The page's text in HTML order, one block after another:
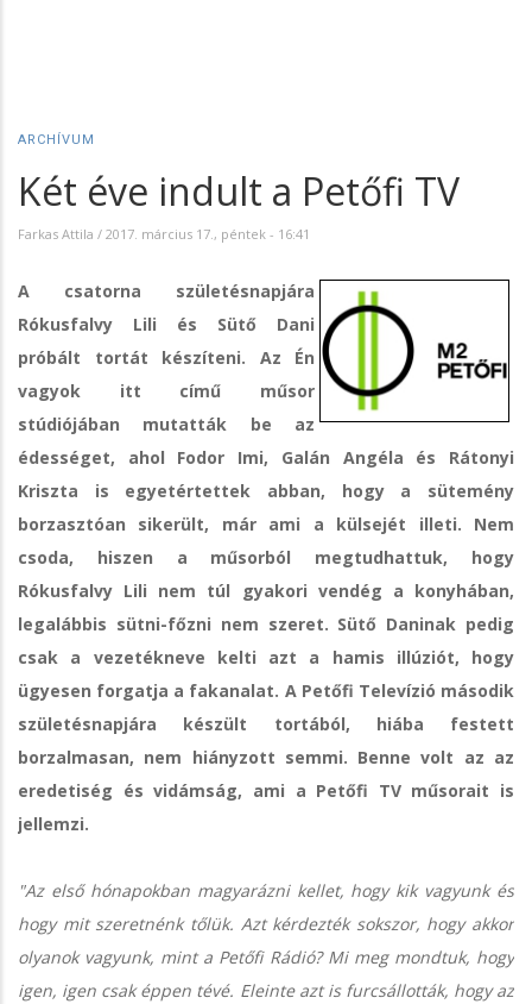
ARCHÍVUM
Két éve indult a Petőfi TV
Farkas Attila / 2017. március 17., péntek - 16:41
A csatorna születésnapjára
Rókusfalvy Lili és Sütő Dani
próbált tortát készíteni. Az Én
vagyok itt című műsor
stúdiójában mutatták be az
édességet, ahol Fodor Imi, Galán Angéla és Rátonyi
Kriszta is egyetértettek abban, hogy a sütemény
borzasztóan sikerült, már ami a külsejét illeti. Nem
csoda, hiszen a műsorból megtudhattuk, hogy
Rókusfalvy Lili nem túl gyakori vendég a konyhában,
legalábbis sütni-főzni nem szeret. Sütő Daninak pedig
csak a vezetékneve kelti azt a hamis illúziót, hogy
ügyesen forgatja a fakanalat. A Petőfi Televízió második
születésnapjára készült tortából, hiába festett
borzalmasan, nem hiányzott semmi. Benne volt az az
eredetiség és vidámság, ami a Petőfi TV műsorait is
jellemzi.
"Az első hónapokban magyarázni kellet, hogy kik vagyunk és
hogy mit szeretnénk tőlük. Azt kérdezték sokszor, hogy akkor
olyanok vagyunk, mint a Petőfi Rádió? Mi meg mondtuk, hogy
igen, igen csak éppen tévé. Eleinte azt is furcsállották, hogy az